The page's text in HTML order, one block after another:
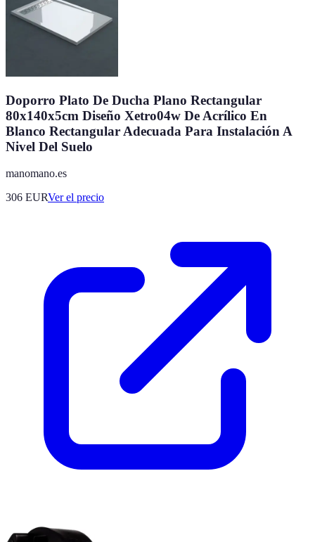
Doporro Plato De Ducha Plano Rectangular
80x140x5cm Diseño Xetro04w De Acrílico En
Blanco Rectangular Adecuada Para Instalación A
Nivel Del Suelo
manomano.es
306 EURVer el precio